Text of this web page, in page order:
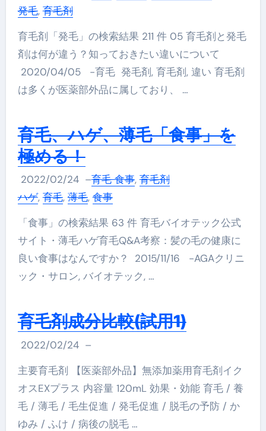
発毛,育毛剤
育毛剤「発毛」の検索結果 211 件 05 育毛剤と発毛
剤は何が違う？知っておきたい違いについて
2020/04/05 -育毛 発毛剤, 育毛剤, 違い 育毛剤
は多くが医薬部外品に属しており、 …
育毛、ハゲ、薄毛「食事」を
極める！
2022/02/24 –育毛 食事,育毛剤
ハゲ,育毛,薄毛,食事
「食事」の検索結果 63 件 育毛バイオテック公式
サイト・薄毛ハゲ育毛Q&A考察：髪の毛の健康に
良い食事はなんですか？ 2015/11/16 -AGAクリニ
ック・サロン, バイオテック, …
育毛剤成分比較(試用1)
2022/02/24 –
主要育毛剤 【医薬部外品】無添加薬用育毛剤イク
オスEXプラス 内容量 120mL 効果・効能 育毛 / 養
毛 / 薄毛 / 毛生促進 / 発毛促進 / 脱毛の予防 / か
ゆみ / ふけ / 病後の脱毛 …